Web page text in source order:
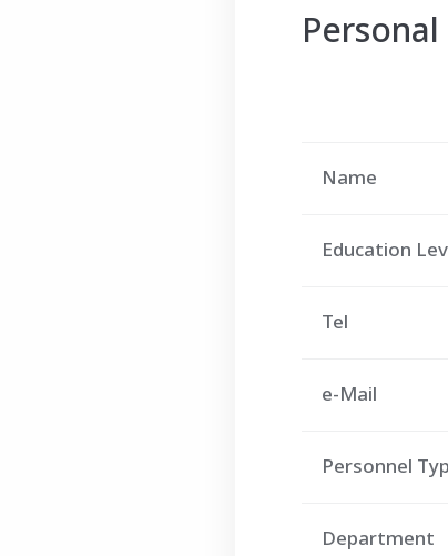
Name
Education
Tel
e-Mail
Personnel
Department